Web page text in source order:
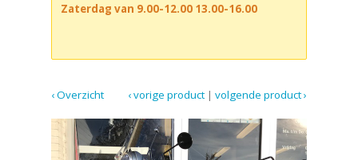
Zaterdag van 9.00-12.00 13.00-16.00
‹ Overzicht volgende product ›
|
‹ vorige product